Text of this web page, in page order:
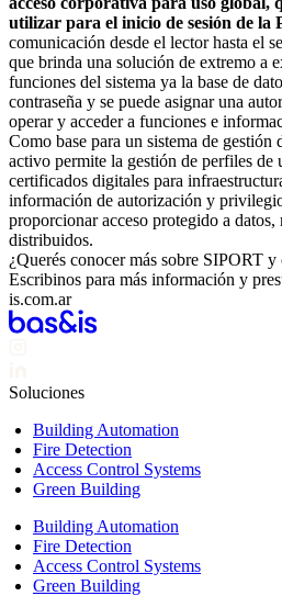
utilizar para el inicio de sesión de la
comunicación desde el lector hasta el
que brinda una solución de extremo a
funciones del sistema ya la base de
contraseña y se puede asignar una
operar y acceder a funciones e
Como base para un sistema de
activo permite la gestión de perfiles de
certificados digitales para
información de autorización y
proporcionar acceso protegido a datos,
distribuidos.
¿Querés conocer más sobre SIPORT y
Escribinos para más información y
is.com.ar
Soluciones
Building Automation
Fire Detection
Access Control Systems
Green Building
Building Automation
Fire Detection
Access Control Systems
Green Building